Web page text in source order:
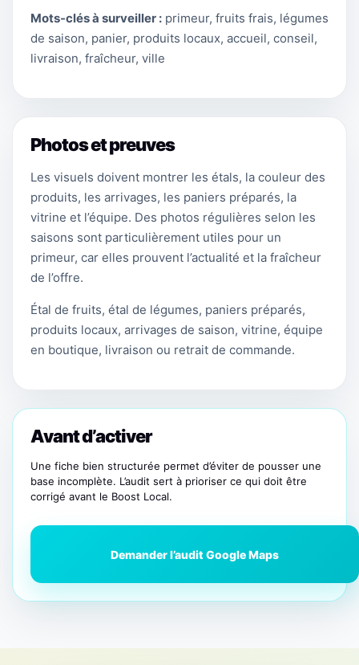
Mots-clés à surveiller : primeur, fruits frais, légumes
de saison, panier, produits locaux, accueil, conseil,
livraison, fraîcheur, ville
Photos et preuves
Les visuels doivent montrer les étals, la couleur des
produits, les arrivages, les paniers préparés, la
vitrine et l’équipe. Des photos régulières selon les
saisons sont particulièrement utiles pour un
primeur, car elles prouvent l’actualité et la fraîcheur
de l’offre.
Étal de fruits, étal de légumes, paniers préparés,
produits locaux, arrivages de saison, vitrine, équipe
en boutique, livraison ou retrait de commande.
Avant d’activer
Une fiche bien structurée permet d’éviter de pousser une
base incomplète. L’audit sert à prioriser ce qui doit être
corrigé avant le Boost Local.
Demander l’audit Google Maps